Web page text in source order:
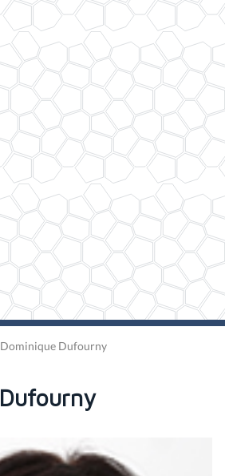
Dominique Dufourny
Dufourny